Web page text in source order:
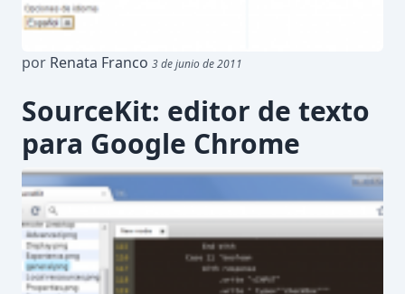
por Renata Franco 3 de junio de 2011
SourceKit: editor de texto
para Google Chrome